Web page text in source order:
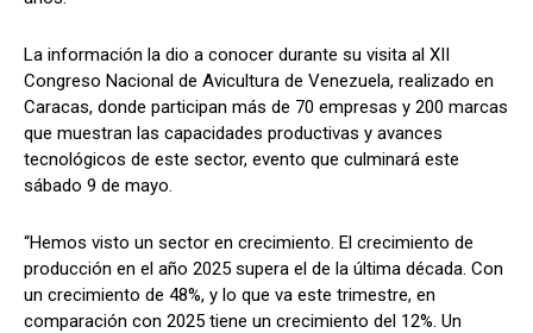
La información la dio a conocer durante su visita al XII
Congreso Nacional de Avicultura de Venezuela, realizado en
Caracas, donde participan más de 70 empresas y 200 marcas
que muestran las capacidades productivas y avances
tecnológicos de este sector, evento que culminará este
sábado 9 de mayo.
“Hemos visto un sector en crecimiento. El crecimiento de
producción en el año 2025 supera el de la última década. Con
un crecimiento de 48%, y lo que va este trimestre, en
comparación con 2025 tiene un crecimiento del 12%. Un